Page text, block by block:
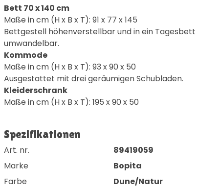
Bett 70 x 140 cm
Maße in cm (H x B x T): 91 x 77 x 145
Bettgestell höhenverstellbar und in ein Tagesbett
umwandelbar.
Kommode
Maße in cm (H x B x T): 93 x 90 x 50
Ausgestattet mit drei geräumigen Schubladen.
Kleiderschrank
Maße in cm (H x B x T): 195 x 90 x 50
Spezifikationen
Art. nr.
89419059
Marke
Bopita
Farbe
Dune/Natur